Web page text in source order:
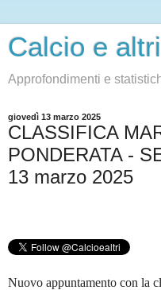
Calcio e
Approfondimenti e
giovedì 13 marzo 2025
CLASSIFICA
PONDERATA -
13 marzo 2025
Nuovo appuntamento con la